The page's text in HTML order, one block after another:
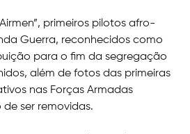
primeiros pilotos afro-
Guerra, reconhecidos como
para o fim da segregação
além de fotos das primeiras
nas Forças Armadas
ser removidas.